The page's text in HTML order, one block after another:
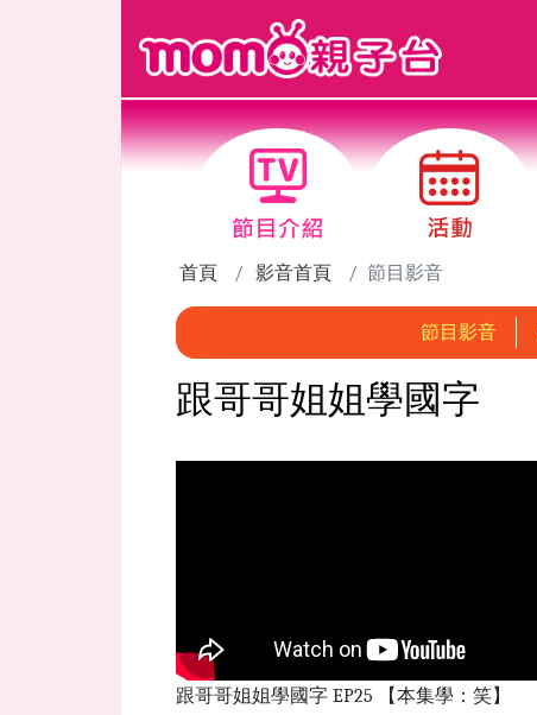
首頁 影音首頁 節目影音
節目影音
跟哥哥姐姐學國字
跟哥哥姐姐學國字 EP25 【本集學：笑】